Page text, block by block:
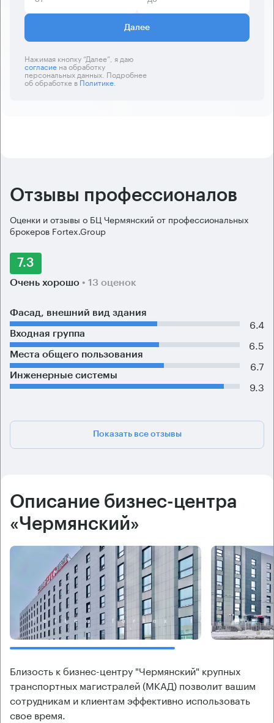
Далее
Нажимая кнопку “Далее”, я даю
согласиена обработку
персональных данных. Подробнее
об обработке вПолитике.
Отзывы профессионалов
Оценки и отзывы о БЦ Чермянский от профессиональных
брокеров Fortex.Group
7.3
Очень хорошо • 13 оценок
Фасад, внешний вид здания
6.4
Входная группа
6.5
Места общего пользования
6.7
Инженерные системы
9.3
Показать все отзывы
Описание бизнес-центра
«Чермянский»
Близость к бизнес-центру "Чермянский" крупных
транспортных магистралей (МКАД) позволит вашим
сотрудникам и клиентам эффективно использовать
свое время.